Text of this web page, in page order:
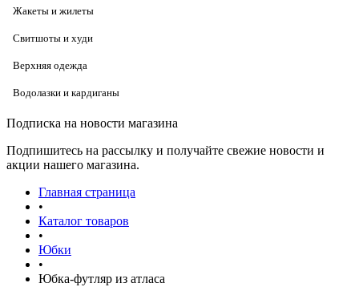
Жакеты и жилеты
Свитшоты и худи
Верхняя одежда
Водолазки и кардиганы
Подписка на новости магазина
Подпишитесь на рассылку и получайте свежие новости и
акции нашего магазина.
Главная страница
•
Каталог товаров
•
Юбки
•
Юбка-футляр из атласа